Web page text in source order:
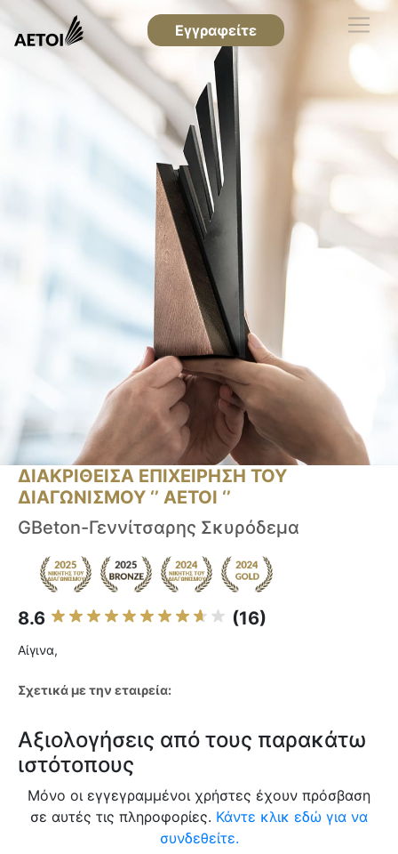
Εγγραφείτε
ΔΙΑΚΡΙΘΕΙΣΑ ΕΠΙΧΕΙΡΗΣΗ ΤΟΥ
ΔΙΑΓΩΝΙΣΜΟΥ ‘’ ΑΕΤΟΙ ‘’
GBeton-Γεννίτσαρης Σκυρόδεμα
8.6 (16)
Αίγινα,
Σχετικά με την εταιρεία:
Αξιολογήσεις από τους παρακάτω
ιστότοπους
Μόνο οι εγγεγραμμένοι χρήστες έχουν πρόσβαση
σε αυτές τις πληροφορίες. Κάντε κλικ εδώ για να
συνδεθείτε.